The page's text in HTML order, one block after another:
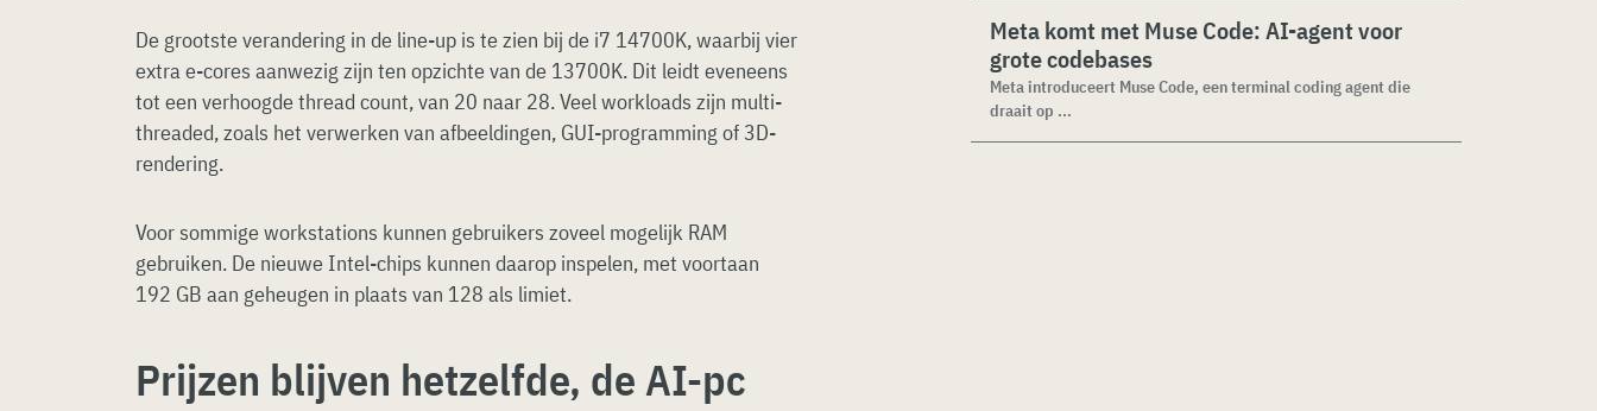
De grootste verandering in de line-up is te zien bij de i7 14700K, waarbij vier
extra e-cores aanwezig zijn ten opzichte van de 13700K. Dit leidt eveneens
tot een verhoogde thread count, van 20 naar 28. Veel workloads zijn multi-
threaded, zoals het verwerken van afbeeldingen, GUI-programming of 3D-
rendering.
Voor sommige workstations kunnen gebruikers zoveel mogelijk RAM
gebruiken. De nieuwe Intel-chips kunnen daarop inspelen, met voortaan
192 GB aan geheugen in plaats van 128 als limiet.
Prijzen blijven hetzelfde, de AI-pc
Meta komt met Muse Code: AI-agent voor
grote codebases
Meta introduceert Muse Code, een terminal coding agent die
draait op ...